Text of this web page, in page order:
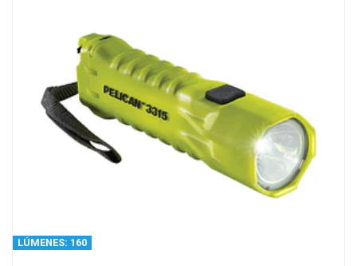
LÚMENES: 160